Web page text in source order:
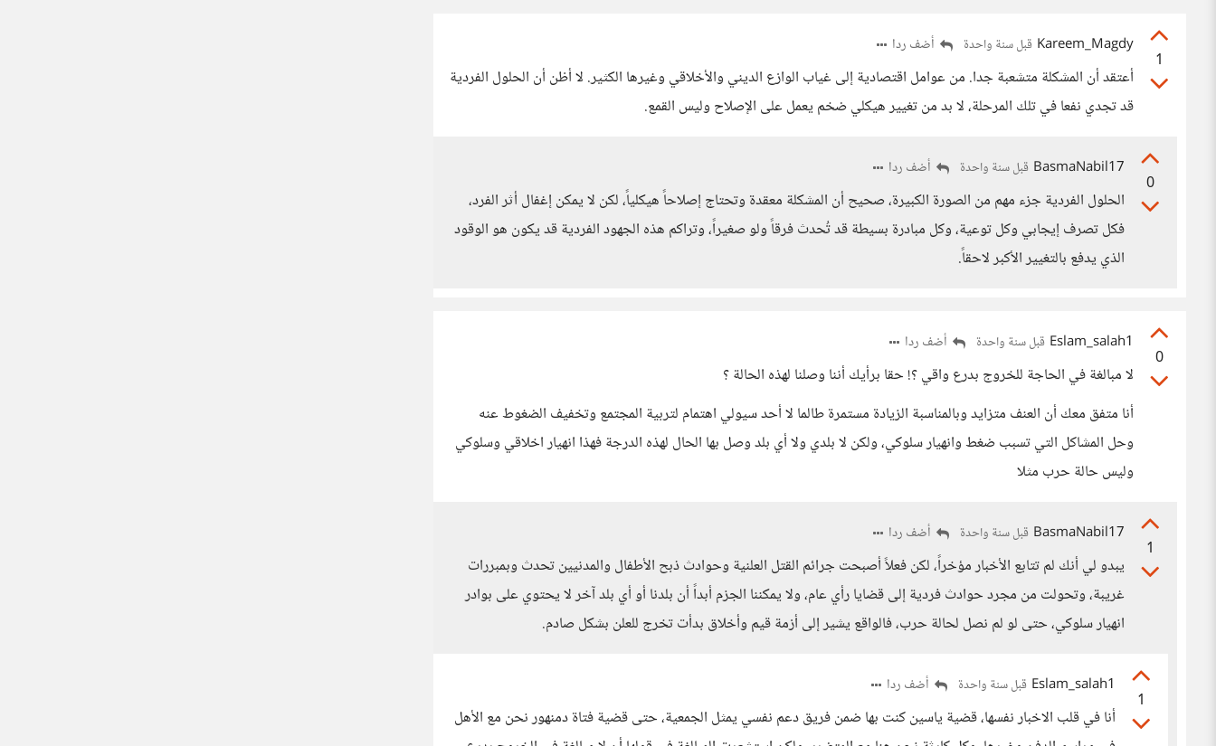
1
Kareem_Magdy قبل سنة واحدة أضف ردا
أعتقد أن المشكلة متشعبة جدا. من عوامل اقتصادية إلى غياب الوازع الديني والأخلاقي وغيرها الكثير. لا أظن أن الحلول الفردية
قد تجدي نفعا في تلك المرحلة، لا بد من تغيير هيكلي ضخم يعمل على الإصلاح وليس القمع.
0
BasmaNabil17 قبل سنة واحدة أضف ردا
الحلول الفردية جزء مهم من الصورة الكبيرة، صحيح أن المشكلة معقدة وتحتاج إصلاحاً هيكلياً، لكن لا يمكن إغفال أثر الفرد،
فكل تصرف إيجابي وكل توعية، وكل مبادرة بسيطة قد تُحدث فرقاً ولو صغيراً، وتراكم هذه الجهود الفردية قد يكون هو الوقود
الذي يدفع بالتغيير الأكبر لاحقاً.
0
Eslam_salah1 قبل سنة واحدة أضف ردا
لا مبالغة في الحاجة للخروج بدرع واقي ؟! حقا برأيك أننا وصلنا لهذه الحالة ؟
أنا متفق معك أن العنف متزايد وبالمناسبة الزيادة مستمرة طالما لا أحد سيولي اهتمام لتربية المجتمع وتخفيف الضغوط عنه
وحل المشاكل التي تسبب ضغط وانهيار سلوكي، ولكن لا بلدي ولا أي بلد وصل بها الحال لهذه الدرجة فهذا انهيار اخلاقي وسلوكي
وليس حالة حرب مثلا
1
BasmaNabil17 قبل سنة واحدة أضف ردا
يبدو لي أنك لم تتابع الأخبار مؤخراً، لكن فعلاً أصبحت جرائم القتل العلنية وحوادث ذبح الأطفال والمدنيين تحدث وبمبررات
غريبة، وتحولت من مجرد حوادث فردية إلى قضايا رأي عام، ولا يمكننا الجزم أبداً أن بلدنا أو أي بلد آخر لا يحتوي على بوادر
انهيار سلوكي، حتى لو لم نصل لحالة حرب، فالواقع يشير إلى أزمة قيم وأخلاق بدأت تخرج للعلن بشكل صادم.
1
Eslam_salah1 قبل سنة واحدة أضف ردا
أنا في قلب الاخبار نفسها، قضية ياسين كنت بها ضمن فريق دعم نفسي يمثل الجمعية، حتى قضية فتاة دمنهور نحن مع الأهل